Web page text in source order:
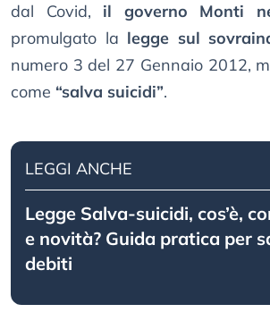
dal Covid, il governo Monti
promulgato la legge sul
numero 3 del 27 Gennaio 2012,
come “salva suicidi”.
LEGGI ANCHE
Legge Salva-suicidi, cos’è,
e novità? Guida pratica per
debiti